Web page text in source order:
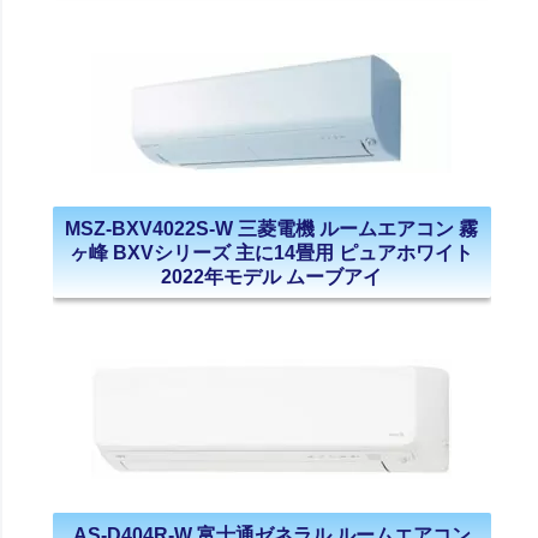
MSZ-BXV4022S-W 三菱電機 ルームエアコン 霧
ヶ峰 BXVシリーズ 主に14畳用 ピュアホワイト
2022年モデル ムーブアイ